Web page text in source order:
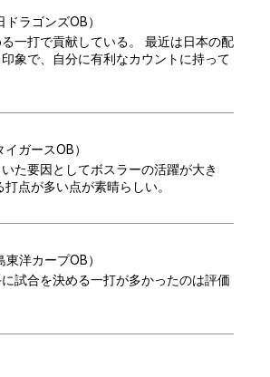
ドラゴンズOB）
一打で貢献している。 最近は日本の配
象で、自分に有利なカウントに持って
イガースOB）
た要因としてボスラーの活躍が大き
点が多い点が素晴らしい。
東洋カープOB）
に試合を決める一打が多かったのは評価